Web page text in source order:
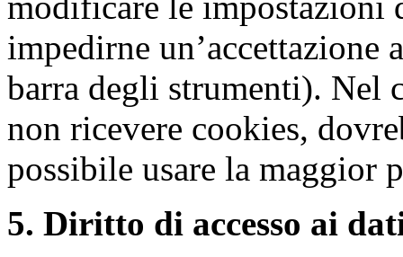
impedirne un’accettazione
barra degli strumenti). Nel
non ricevere cookies,
possibile usare la maggior
5. Diritto di accesso ai